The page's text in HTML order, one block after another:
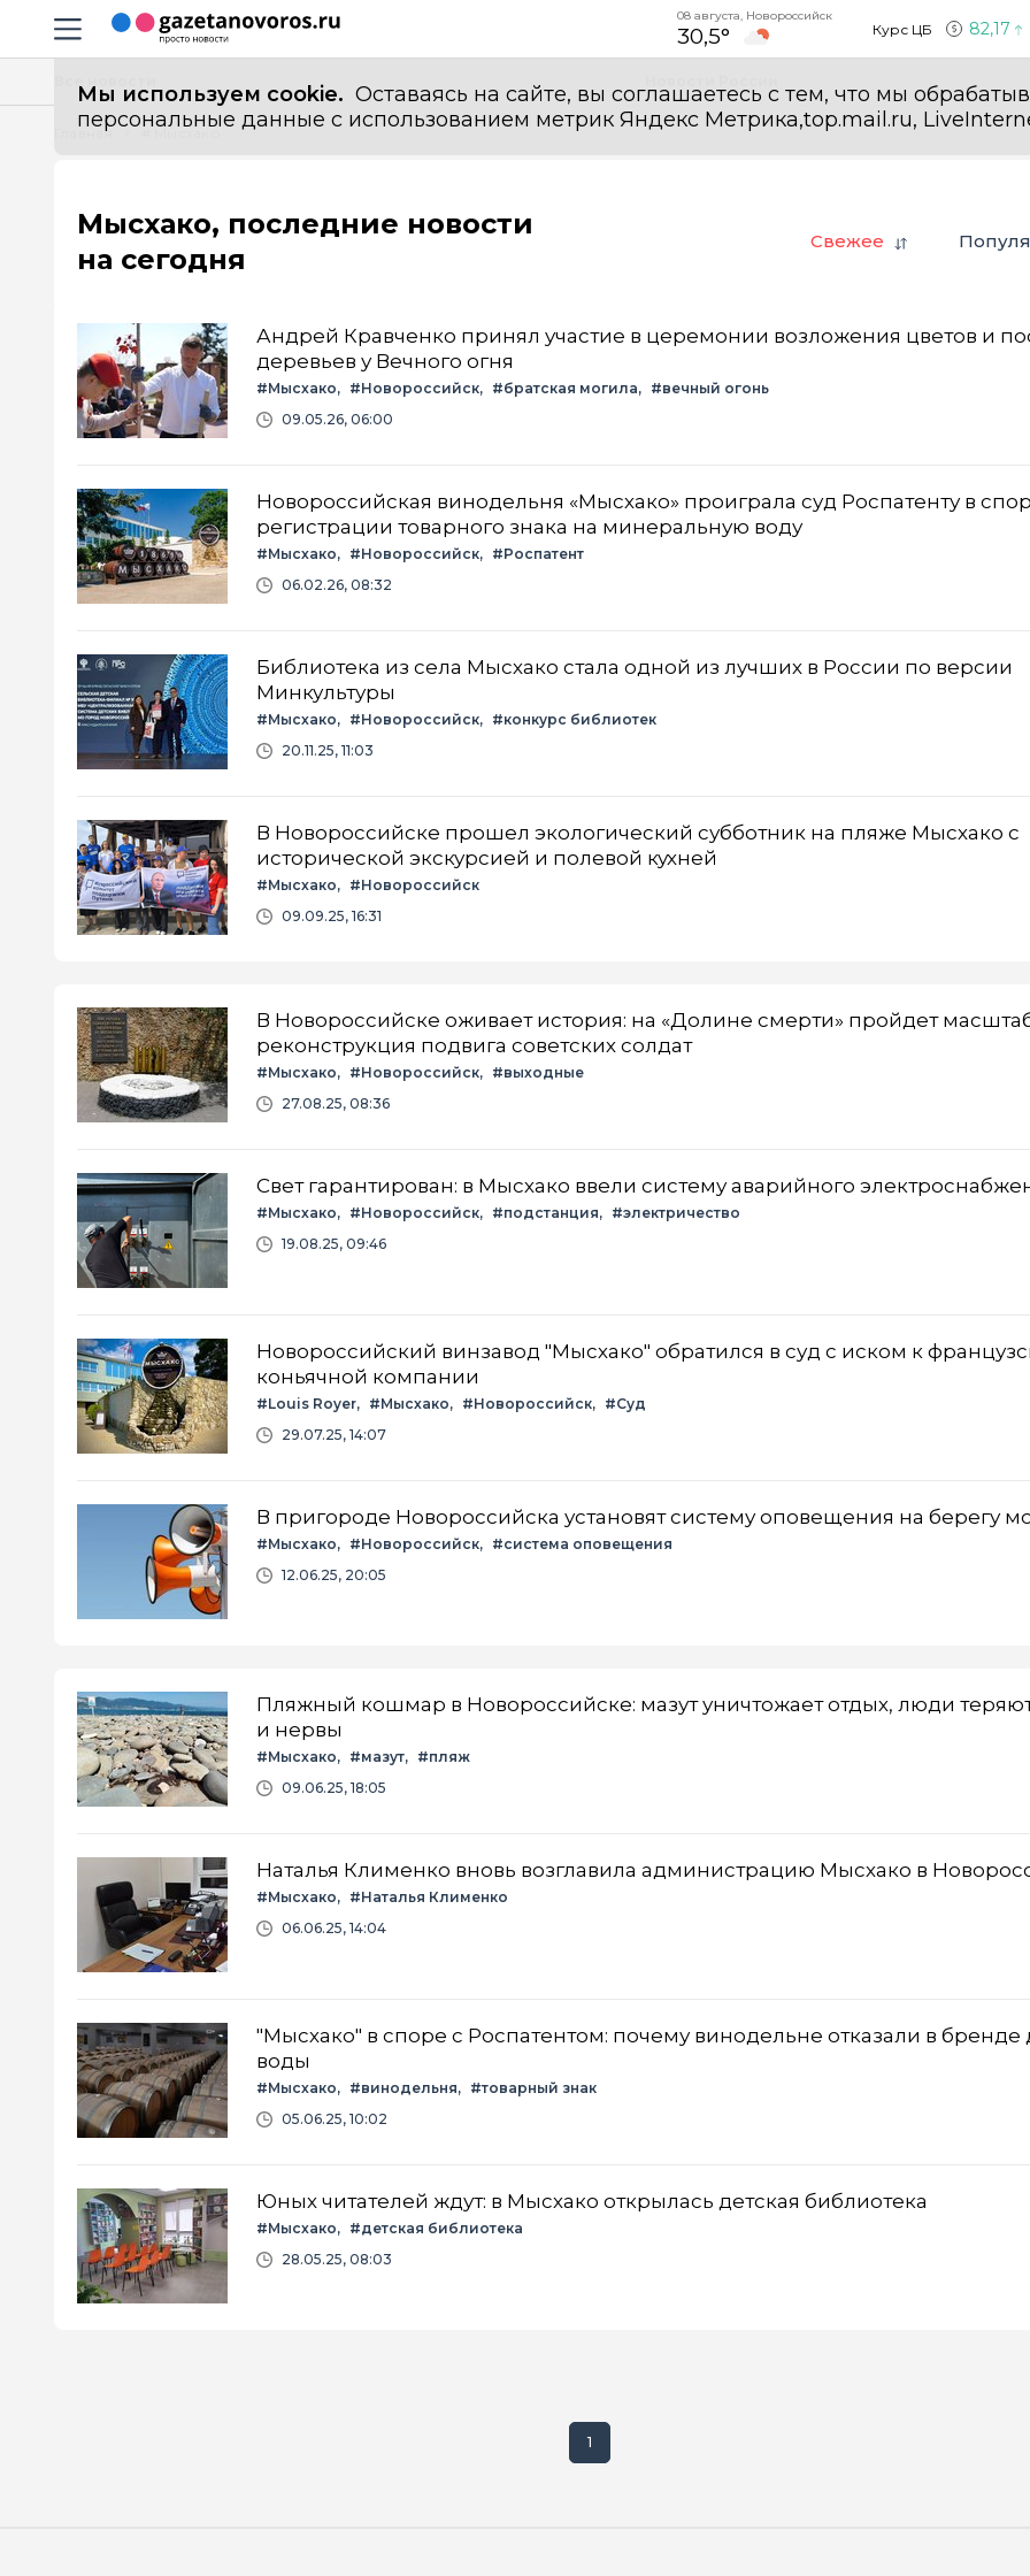
Навигация сайта
08 августа, Новороссийск
30,5° Курс ЦБ 82,17
Мы используем cookie. Оставаясь на сайте, вы соглашаетесь с тем, что мы
персональные данные с использованием метрик Яндекс Метрика,top.mail.ru,
Главная # Мысхако
Мысхако, последние новости
на сегодня
Свежее
Андрей Кравченко принял участие в церемонии возложения цветов и
деревьев у Вечного огня
#Мысхако #Новороссийск #братская могила
#вечный огонь
09.05.26, 06:00
Новороссийская винодельня «Мысхако» проиграла суд Роспатенту в
регистрации товарного знака на минеральную воду
#Мысхако #Новороссийск
#Роспатент
06.02.26, 08:32
Библиотека из села Мысхако стала одной из лучших в России по версии
Минкультуры
#Мысхако #Новороссийск
#конкурс библиотек
20.11.25, 11:03
В Новороссийске прошел экологический субботник на пляже Мысхако с
исторической экскурсией и полевой кухней
#Мысхако
#Новороссийск
09.09.25, 16:31
В Новороссийске оживает история: на «Долине смерти» пройдет
реконструкция подвига советских солдат
#Мысхако #Новороссийск
#выходные
27.08.25, 08:36
Свет гарантирован: в Мысхако ввели систему аварийного
#Мысхако #Новороссийск #подстанция
#электричество
19.08.25, 09:46
Новороссийский винзавод "Мысхако" обратился в суд с иском к
коньячной компании
#Louis Royer #Мысхако #Новороссийск
#Суд
29.07.25, 14:07
В пригороде Новороссийска установят систему оповещения на берегу
#Мысхако #Новороссийск
#система оповещения
12.06.25, 20:05
Пляжный кошмар в Новороссийске: мазут уничтожает отдых, люди
и нервы
#Мысхако #мазут
#пляж
09.06.25, 18:05
Наталья Клименко вновь возглавила администрацию Мысхако в
#Мысхако
#Наталья Клименко
06.06.25, 14:04
"Мысхако" в споре с Роспатентом: почему винодельне отказали в бренде
воды
#Мысхако #винодельня
#товарный знак
05.06.25, 10:02
Юных читателей ждут: в Мысхако открылась детская библиотека
#Мысхако
#детская библиотека
28.05.25, 08:03
1